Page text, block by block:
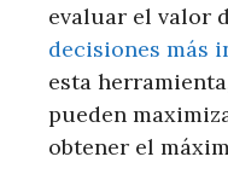
evaluar el valor
decisiones más
esta
pueden
obtener el